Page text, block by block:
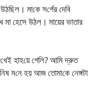
উঠ‌ছিল। মা‌কে স‌র্গের দে‌বি
হেসে উঠল। মায়ের ভাতার
হাহ‌য়ে গে‌লি? আ‌মি দ্রুত
ম‌নে হয় আজ তোমা‌কে নেঙ্গটা